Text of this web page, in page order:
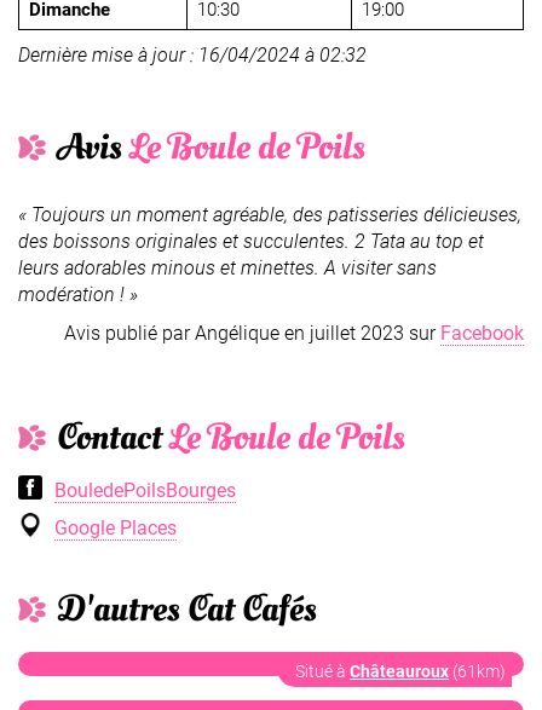
Dimanche
10:30 19:00
Dernière mise à jour : 16/04/2024 à 02:32
AvisLe Boule de Poils
« Toujours un moment agréable, des patisseries délicieuses,
des boissons originales et succulentes. 2 Tata au top et
leurs adorables minous et minettes. A visiter sans
modération ! »
Avis publié par Angélique en juillet 2023 sur Facebook
ContactLe Boule de Poils
BouledePoilsBourges
Google Places
D'autres Cat Cafés
Au Chaleureux
Situé à Châteauroux (61km)
Le Royaume des